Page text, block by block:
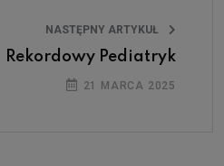
NASTĘPNY ARTYKUŁ
Rekordowy Pediatryk
21 MARCA 2025